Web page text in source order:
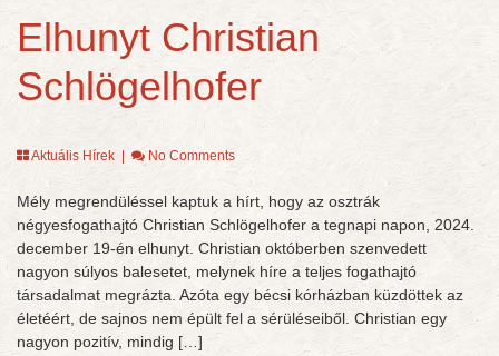
Elhunyt Christian
Schlögelhofer
Aktuális Hírek No Comments
Mély megrendüléssel kaptuk a hírt, hogy az osztrák
négyesfogathajtó Christian Schlögelhofer a tegnapi napon, 2024.
december 19-én elhunyt. Christian októberben szenvedett
nagyon súlyos balesetet, melynek híre a teljes fogathajtó
társadalmat megrázta. Azóta egy bécsi kórházban küzdöttek az
életéért, de sajnos nem épült fel a sérüléseiből. Christian egy
nagyon pozitív, mindig […]